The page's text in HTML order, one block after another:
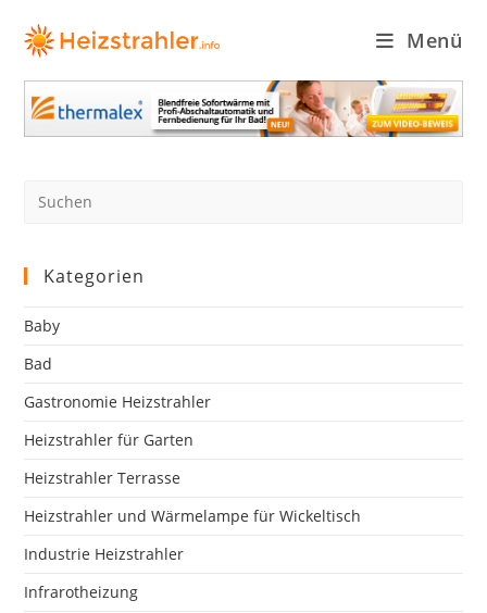
Inhalt
springen
Menü
Kategorien
Baby
Bad
Gastronomie Heizstrahler
Heizstrahler für Garten
Heizstrahler Terrasse
Heizstrahler und Wärmelampe für Wickeltisch
Industrie Heizstrahler
Infrarotheizung